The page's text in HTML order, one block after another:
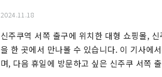
2024.11.18
신주쿠역 서쪽 출구에 위치한 대형 쇼핑몰,
을 한 곳에서 만나볼 수 있습니다. 이 기사에
며, 다음 휴일에 방문하고 싶은 신주쿠 서쪽